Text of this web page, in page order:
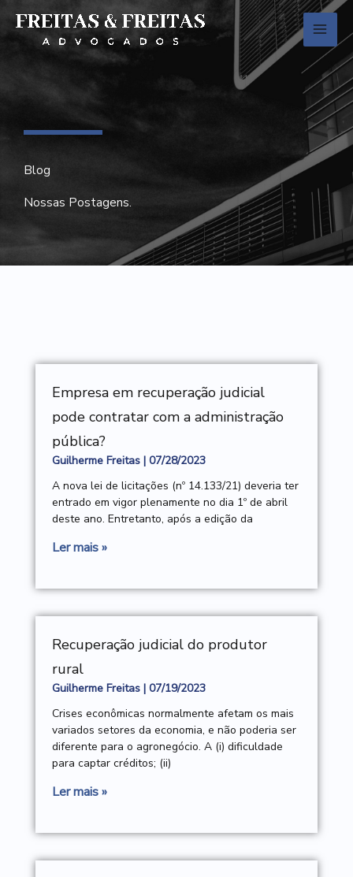
para
Blog
Nossas Postagens.
Empresa em recuperação judicial
pode contratar com a administração
pública?
Guilherme Freitas 07/28/2023
A nova lei de licitações (nº 14.133/21) deveria ter
entrado em vigor plenamente no dia 1º de abril
deste ano. Entretanto, após a edição da
Ler mais »
Recuperação judicial do produtor
rural
Guilherme Freitas 07/19/2023
Crises econômicas normalmente afetam os mais
variados setores da economia, e não poderia ser
diferente para o agronegócio. A (i) dificuldade
para captar créditos; (ii)
Ler mais »